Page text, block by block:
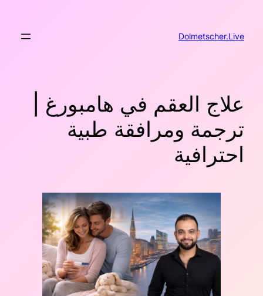
المحتوى
Dolmetscher.Live
علاج العقم في هامبورغ |
ترجمة ومرافقة طبية
احترافية